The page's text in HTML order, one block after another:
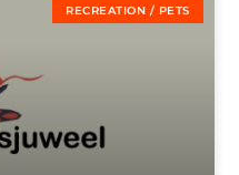
RECREATION / PETS